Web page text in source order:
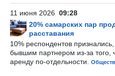
11 июня 2026 09:28
20% самарских пар
расставания
10% респондентов
бывшим партнером из-за того,
аренду по-отдельности.